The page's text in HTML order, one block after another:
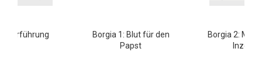
Borgia 1: Blut für den
Papst
Borgia 2:
Inzest